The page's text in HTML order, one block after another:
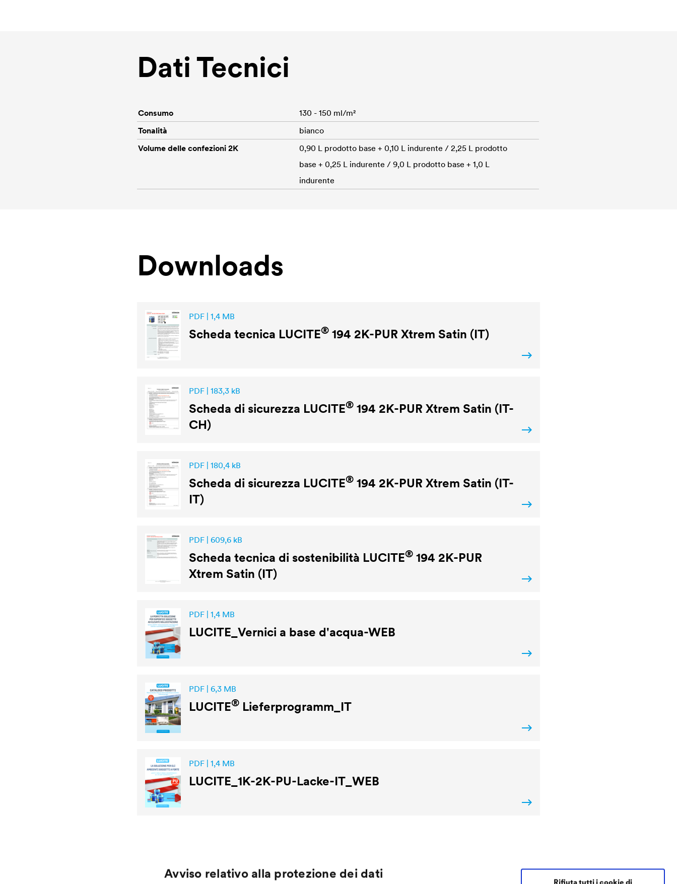
Avviso relativo alla protezione dei dati
Rifiuta tutti i cookie di
Dati Tecnici
Consumo
130 - 150 ml/m²
Tonalità
bianco
Volume delle confezioni 2K
0,90 L prodotto base + 0,10 L indurente / 2,25 L prodotto
base + 0,25 L indurente / 9,0 L prodotto base + 1,0 L
indurente
Downloads
PDF | 1,4 MB
Scheda tecnica LUCITE® 194 2K-PUR Xtrem Satin (IT)
PDF | 183,3 kB
Scheda di sicurezza LUCITE® 194 2K-PUR Xtrem Satin (IT-
CH)
PDF | 180,4 kB
Scheda di sicurezza LUCITE® 194 2K-PUR Xtrem Satin (IT-
IT)
PDF | 609,6 kB
Scheda tecnica di sostenibilità LUCITE® 194 2K-PUR
Xtrem Satin (IT)
PDF | 1,4 MB
LUCITE _Vernici a base d'acqua-WEB
PDF | 6,3 MB
LUCITE® Lieferprogramm_IT
PDF | 1,4 MB
LUCITE _1K-2K-PU-Lacke-IT_WEB